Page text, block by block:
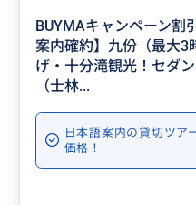
BUYMAキャンペーン割
案内確約】九份（最大3
げ・十分滝観光！セダ
（士林...
日本語案内の貸切ツア
価格！